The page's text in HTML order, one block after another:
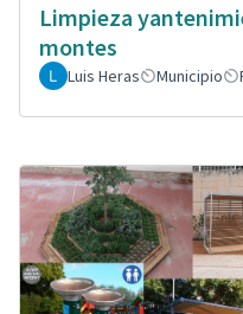
Limpieza
montes
Luis Heras Municipio